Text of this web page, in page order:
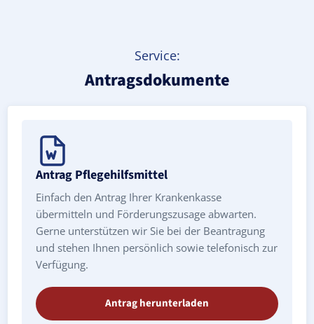
Service:
Antragsdokumente
Antrag Pflegehilfsmittel
Einfach den Antrag Ihrer Krankenkasse
übermitteln und Förderungszusage abwarten.
Gerne unterstützen wir Sie bei der Beantragung
und stehen Ihnen persönlich sowie telefonisch zur
Verfügung.
Antrag herunterladen